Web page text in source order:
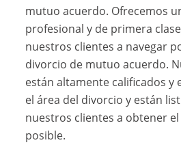
mutuo acuerdo. Ofrecemos
profesional y de primera
nuestros clientes a navegar
divorcio de mutuo acuerdo.
están altamente calificados y
el área del divorcio y están
nuestros clientes a obtener
posible.